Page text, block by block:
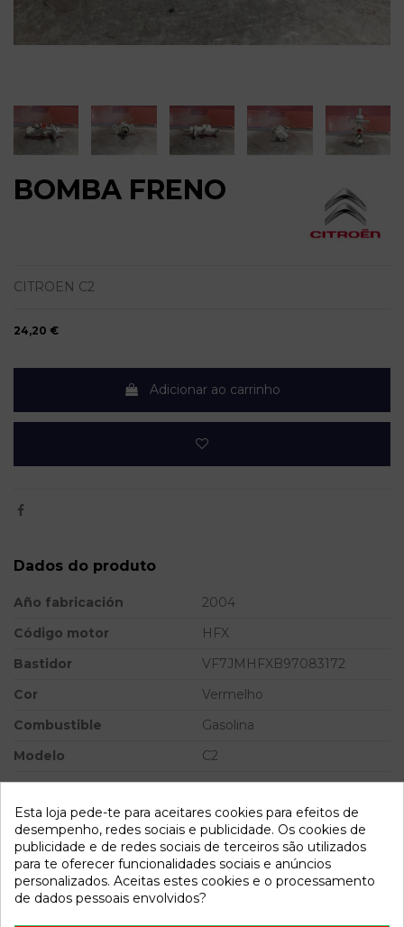
BOMBA FRENO
CITROEN C2
24,20 €
Adicionar ao carrinho
Dados do produto
Año fabricación
2004
Código motor
HFX
Bastidor
VF7JMHFXB97083172
Cor
Vermelho
Combustible
Gasolina
Modelo
C2
Disponível a partir de: 2022-04-06
Descrição
Esta loja pede-te para aceitares cookies para efeitos de
desempenho, redes sociais e publicidade. Os cookies de
publicidade e de redes sociais de terceiros são utilizados
para te oferecer funcionalidades sociais e anúncios
personalizados. Aceitas estes cookies e o processamento
de dados pessoais envolvidos?